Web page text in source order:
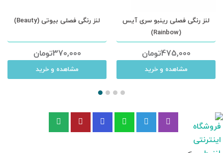
لنز رنگی فصلی بیوتی (Beauty)
370,000تومان
مشاهده و خرید
لنز رنگی فصلی رینبو سری آیس
(Rainbow)
475,000تومان
مشاهده و خرید